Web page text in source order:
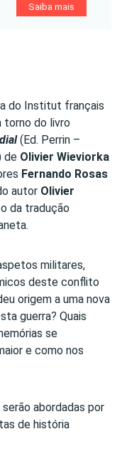
Saiba mais
do Institut français
torno do livro
(Ed. Perrin –
de Olivier Wieviorka
Fernando Rosas
autor Olivier
da tradução
militares,
deste conflito
origem a uma nova
guerra? Quais
se
e como nos
abordadas por
de história